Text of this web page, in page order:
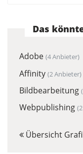
Das
Adobe (4 Anbieter)
Affinity (2 Anbieter)
Bildbearbeitung
Webpublishing
Übersicht